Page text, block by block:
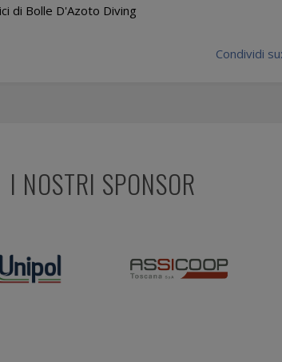
di Bolle D'Azoto Diving
Condividi su:
I NOSTRI SPONSOR